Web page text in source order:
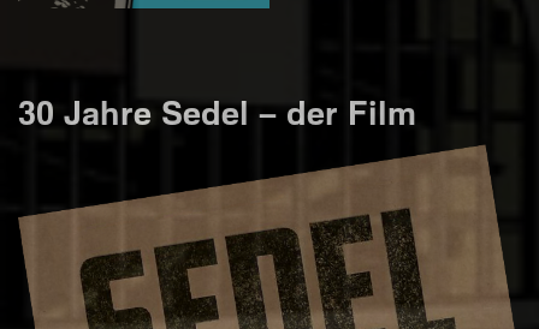
30 Jahre Sedel – der Film